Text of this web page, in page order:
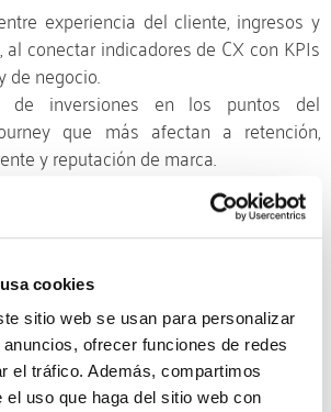
cookies
sitio web se usan para personalizar
ofrecer funciones de redes
el tráfico. Además, compartimos
el uso que haga del sitio web con
experiencia del cliente, ingresos y
al conectar indicadores de CX con KPIs
de negocio.
de inversiones en los puntos del
que más afectan a retención,
y reputación de marca.
y customer experience
específicos para promotores,
desde Dynamics 365 y
de fidelización, referidos y
en feedback real, no solo en